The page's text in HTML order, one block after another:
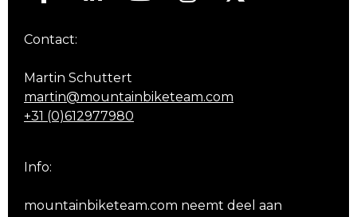
Contact:
Martin Schuttert
martin@mountainbiketeam.com
+31 (0)612977980
Info:
mountainbiketeam.com neemt deel aan